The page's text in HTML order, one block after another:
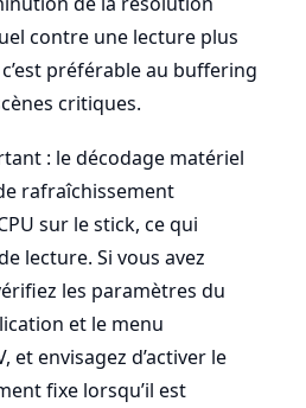
contre une lecture plus
préférable au buffering
critiques.
: le décodage matériel
rafraîchissement
sur le stick, ce qui
lecture. Si vous avez
les paramètres du
et le menu
et envisagez d’activer le
fixe lorsqu’il est